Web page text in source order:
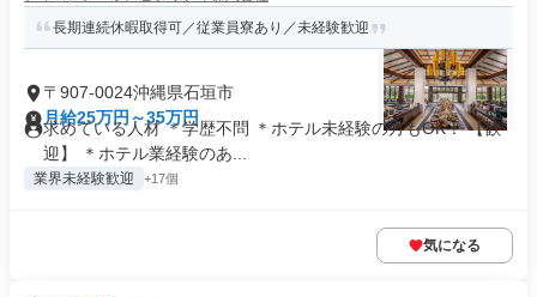
長期連続休暇取得可／従業員寮あり／未経験歓迎
〒907-0024沖縄県石垣市
月給25万円～35万円
求めている人材 ＊学歴不問 ＊ホテル未経験の方もOK！ 【歓
迎】 ＊ホテル業経験のあ...
業界未経験歓迎 +17個
気になる